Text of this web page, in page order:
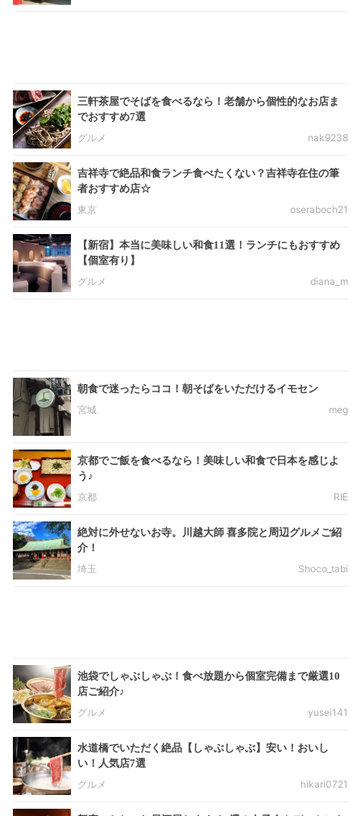
三軒茶屋でそばを食べるなら！老舗から個性的なお店ま
でおすすめ7選
グルメ
nak9238
吉祥寺で絶品和食ランチ食べたくない？吉祥寺在住の筆
者おすすめ店☆
東京
oseraboch21
【新宿】本当に美味しい和食11選！ランチにもおすすめ
【個室有り】
グルメ
diana_m
朝食で迷ったらココ！朝そばをいただけるイモセン
宮城
meg
京都でご飯を食べるなら！美味しい和食で日本を感じよ
う♪
京都
RIE
絶対に外せないお寺。川越大師 喜多院と周辺グルメご紹
介！
埼玉
Shoco_tabi
池袋でしゃぶしゃぶ！食べ放題から個室完備まで厳選10
店ご紹介♪
グルメ
yusei141
水道橋でいただく絶品【しゃぶしゃぶ】安い！おいし
い！人気店7選
グルメ
hikari0721